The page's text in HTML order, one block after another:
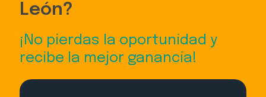
León?
¡No pierdas la oportunidad y
recibe la mejor ganancia!